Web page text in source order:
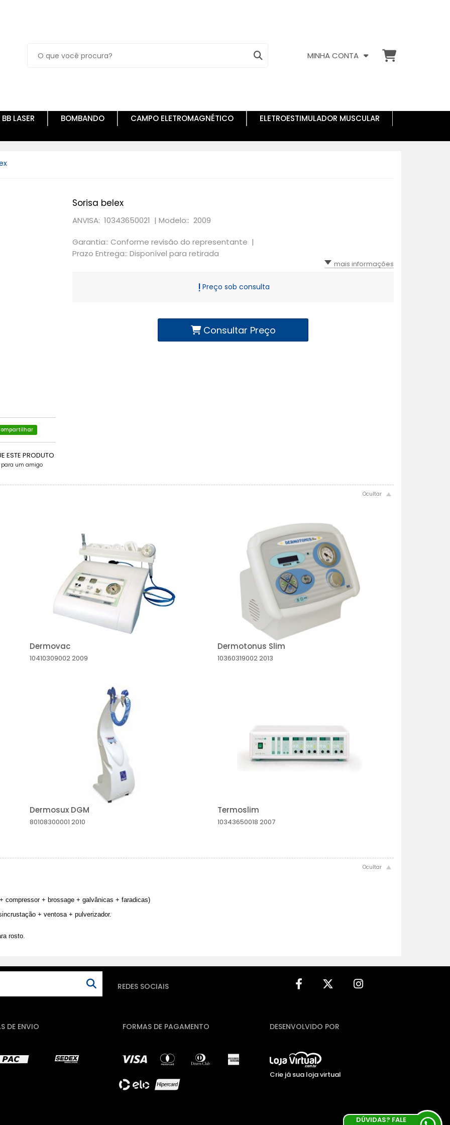
MINHA CONTA
BB LASER BOMBANDO CAMPO ELETROMAGNÉTICO ELETROESTIMULADOR MUSCULAR
ESTE PRODUTO
um amigo
Sorisa belex
ANVISA: 10343650021 | Modelo:: 2009
Garantia:: Conforme revisão do representante |
Prazo Entrega:: Disponível para retirada
mais informações
Preço sob consulta
Consultar Preço
Dermovac
104103090022009
Dermotonus Slim
103603190022013
Dermosux DGM
80108300001 2010
Termoslim
10343650018 2007
compressor + brossage + galvânicas + faradicas)
+ ventosa + pulverizador.
rosto.
REDES SOCIAIS
DE ENVIO FORMAS DE PAGAMENTO DESENVOLVIDO POR
Crie já sua loja virtual
DÚVIDAS? FALE